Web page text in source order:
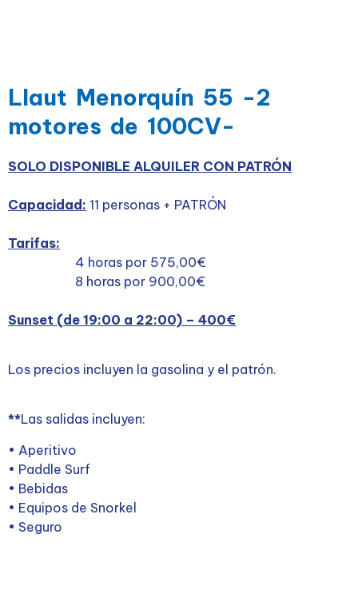
Llaut Menorquín 55 -2
motores de 100CV-
SOLO DISPONIBLE ALQUILER CON PATRÓN
Capacidad: 11 personas + PATRÓN
Tarifas:
4 horas por 575,00€
8 horas por 900,00€
Sunset (de 19:00 a 22:00) – 400€
Los precios incluyen la gasolina y el patrón.
**Las salidas incluyen:
• Aperitivo
• Paddle Surf
• Bebidas
• Equipos de Snorkel
• Seguro